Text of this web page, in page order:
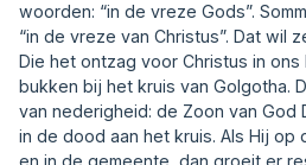
woorden: “in de vreze Gods”.
“in de vreze van Christus”. Dat wil
Die het ontzag voor Christus in
bukken bij het kruis van Golgotha.
van nederigheid: de Zoon van
in de dood aan het kruis. Als Hij op
en in de gemeente, dan groeit er